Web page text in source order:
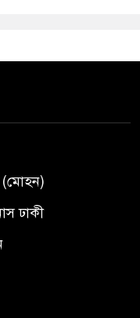
(মোহন)
ঢাকী